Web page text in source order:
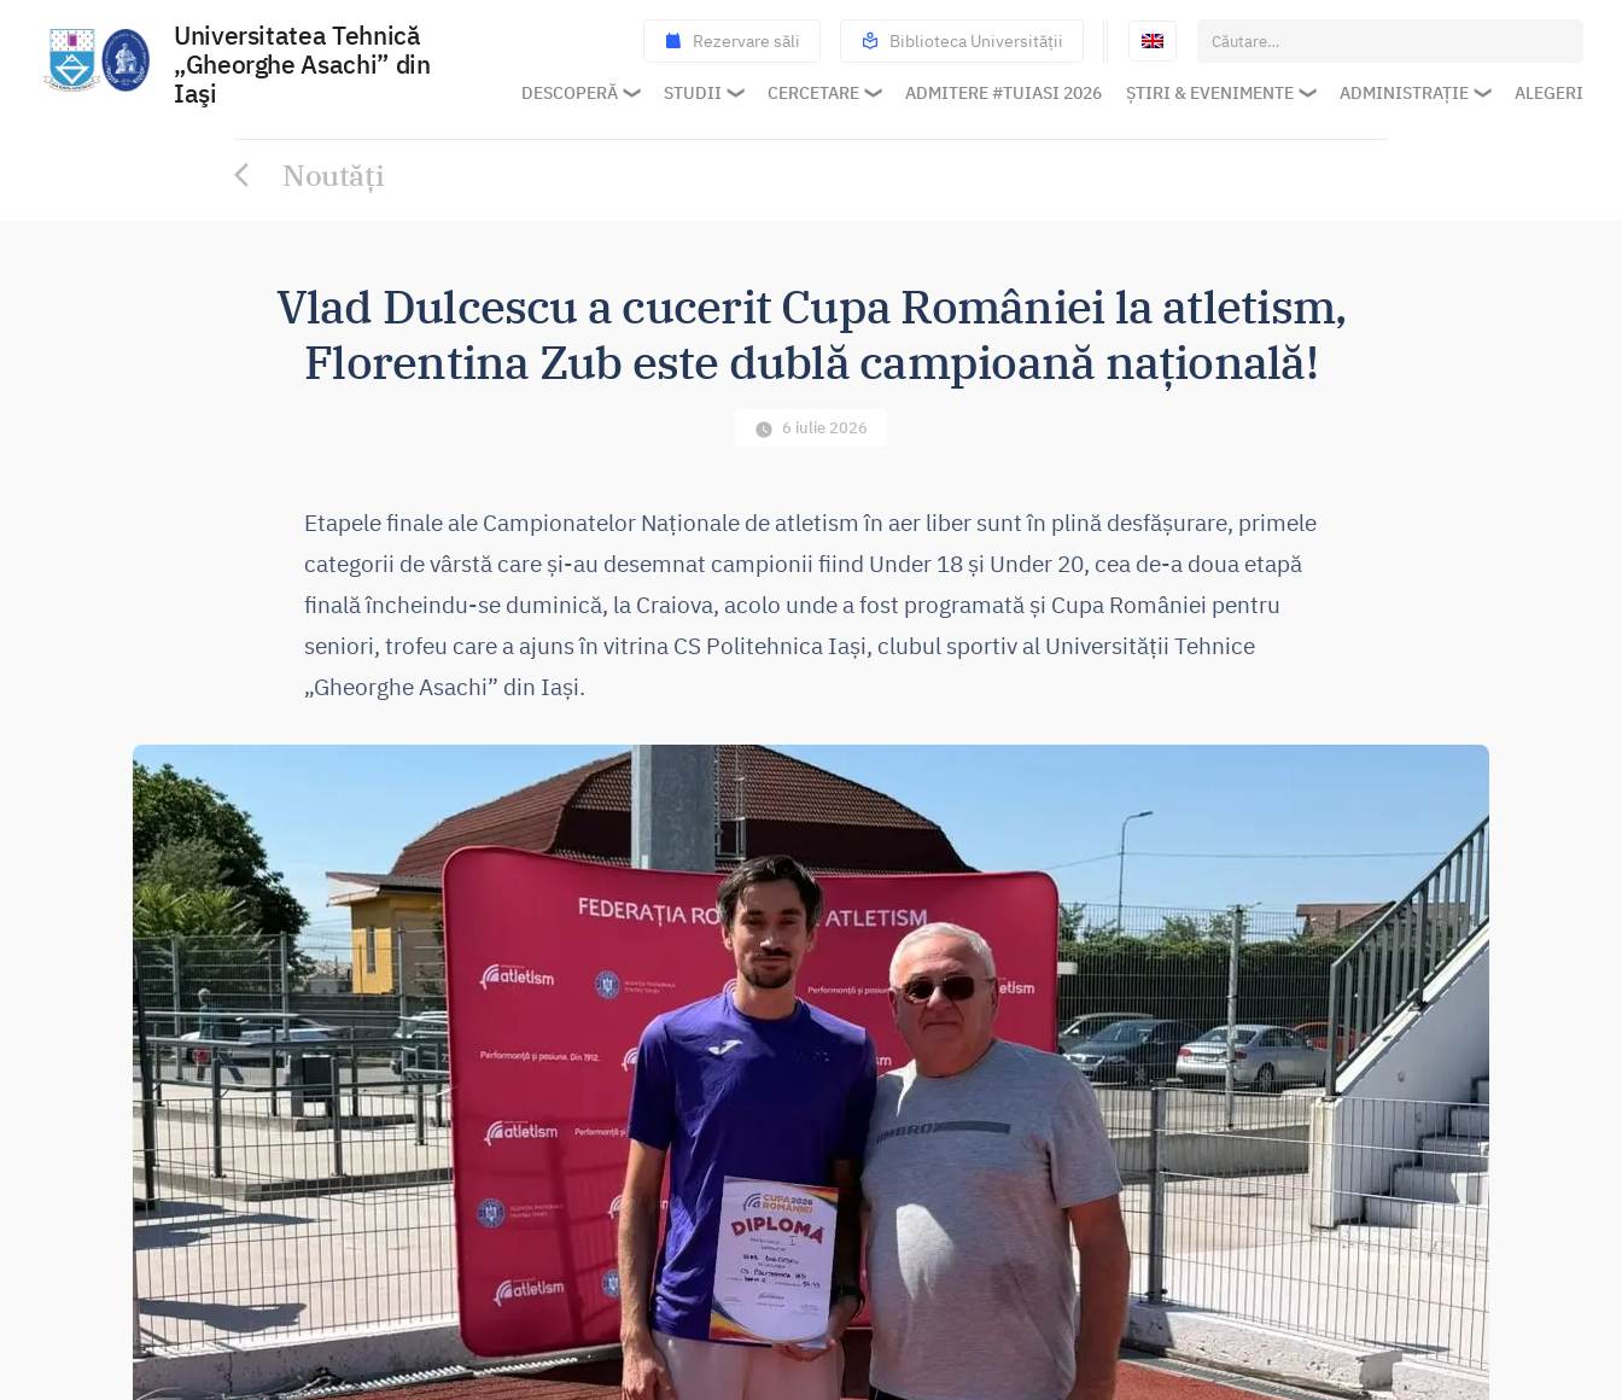
Universitatea Tehnică
„Gheorghe Asachi” din
Iaşi
Rezervare săli Biblioteca Universității
Caută
după:
DESCOPERĂ STUDII CERCETARE ADMITERE #TUIASI 2026 ȘTIRI & EVENIMENTE ADMINISTRAȚIE ALEGERI
Noutăți
Vlad Dulcescu a cucerit Cupa României la atletism,
Florentina Zub este dublă campioană națională!
6 iulie 2026
Etapele finale ale Campionatelor Naționale de atletism în aer liber sunt în plină desfășurare, primele
categorii de vârstă care și-au desemnat campionii fiind Under 18 și Under 20, cea de-a doua etapă
finală încheindu-se duminică, la Craiova, acolo unde a fost programată și Cupa României pentru
seniori, trofeu care a ajuns în vitrina CS Politehnica Iași, clubul sportiv al Universității Tehnice
„Gheorghe Asachi” din Iași.